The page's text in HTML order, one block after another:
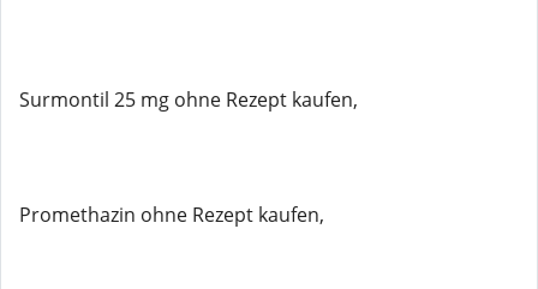
Surmontil 25 mg ohne Rezept kaufen,
Promethazin ohne Rezept kaufen,